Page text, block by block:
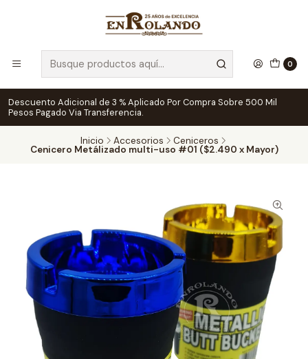
0
Descuento Adicional de 3 % Aplicado Por Compra Sobre 500 Mil
Pesos Pagado Via Transferencia.
Inicio Accesorios Ceniceros
Cenicero Metálizado multi-uso #01 ($2.490 x Mayor)